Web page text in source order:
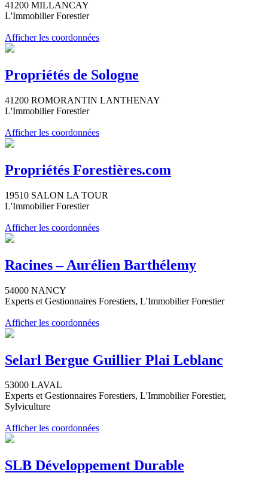
41200 MILLANCAY
L'Immobilier Forestier
Afficher les coordonnées
Propriétés de Sologne
41200 ROMORANTIN LANTHENAY
L'Immobilier Forestier
Afficher les coordonnées
Propriétés Forestières.com
19510 SALON LA TOUR
L'Immobilier Forestier
Afficher les coordonnées
Racines – Aurélien Barthélemy
54000 NANCY
Experts et Gestionnaires Forestiers, L'Immobilier Forestier
Afficher les coordonnées
Selarl Bergue Guillier Plai Leblanc
53000 LAVAL
Experts et Gestionnaires Forestiers, L'Immobilier Forestier,
Sylviculture
Afficher les coordonnées
SLB Développement Durable